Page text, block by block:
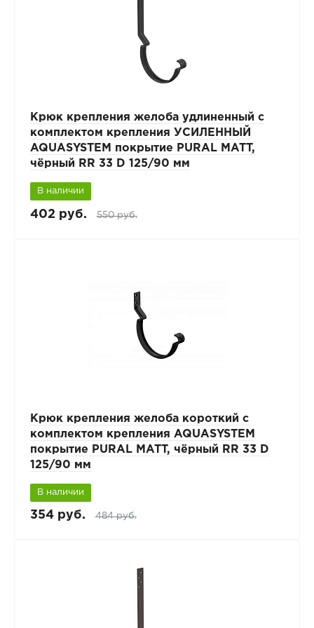
Крюк крепления желоба удлиненный с
комплектом крепления УСИЛЕННЫЙ
AQUASYSTEM покрытие PURAL MATT,
чёрный RR 33 D 125/90 мм
В наличии
402 руб. 550 руб.
Крюк крепления желоба короткий с
комплектом крепления AQUASYSTEM
покрытие PURAL MATT, чёрный RR 33 D
125/90 мм
В наличии
354 руб. 484 руб.